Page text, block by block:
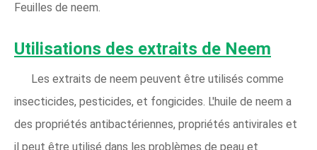
Feuilles de neem.
Utilisations des extraits de Neem
Les extraits de neem peuvent être utilisés comme
insecticides, pesticides, et fongicides. L'huile de neem a
des propriétés antibactériennes, propriétés antivirales et
il peut être utilisé dans les problèmes de peau et